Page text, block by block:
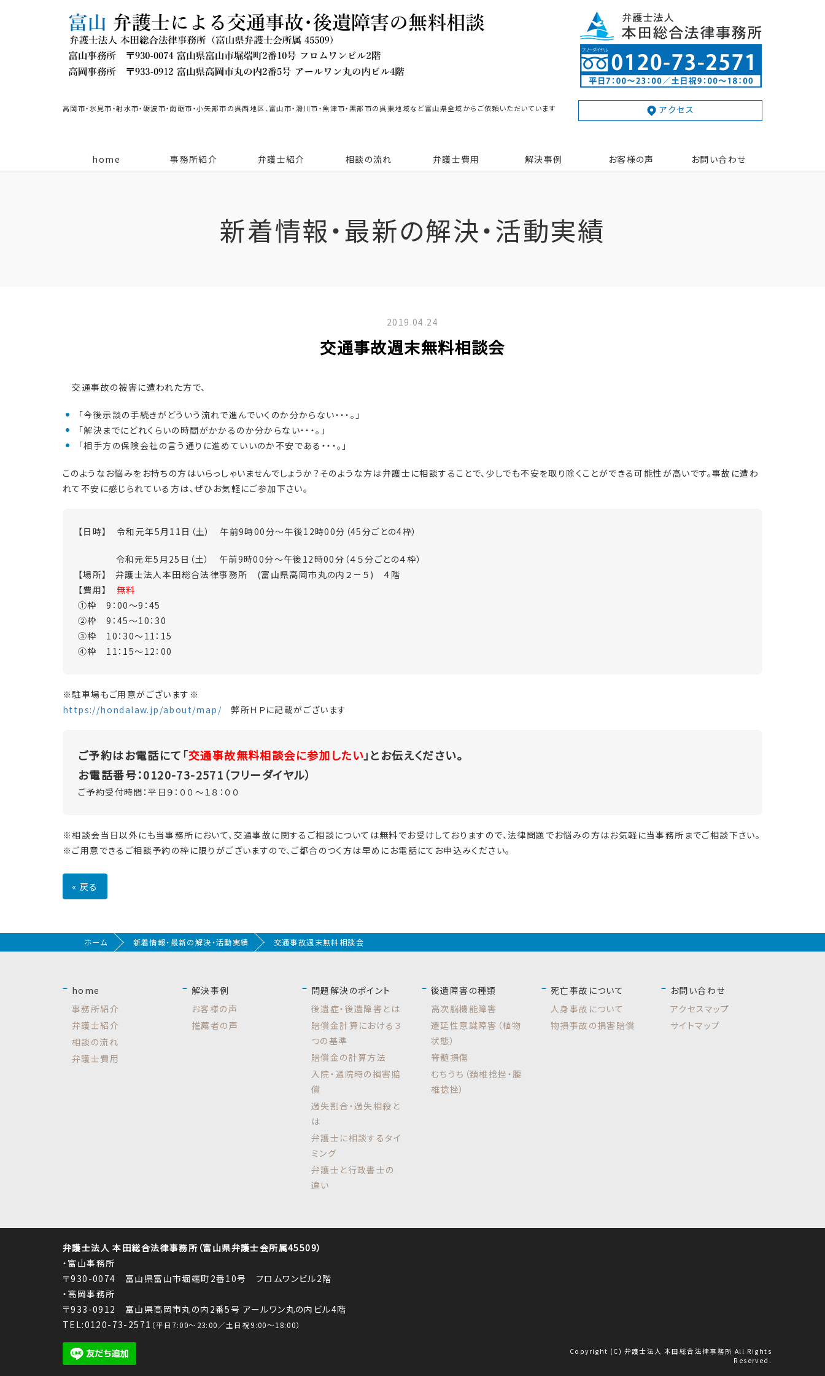
高岡市・氷見市・射水市・砺波市・南砺市・小矢部市の呉西地区、富山市・滑川市・魚津市・黒部市の呉東地域など富山県全域からご依頼いただいています アクセス
home 事務所紹介 弁護士紹介 相談の流れ 弁護士費用 解決事例 お客様の声 お問い合わせ
新着情報・最新の解決・活動実績
2019.04.24
交通事故週末無料相談会
交通事故の被害に遭われた方で、
「今後示談の手続きがどういう流れで進んでいくのか分からない・・・。」
「解決までにどれくらいの時間がかかるのか分からない・・・。」
「相手方の保険会社の言う通りに進めていいのか不安である・・・。」
このようなお悩みをお持ちの方はいらっしゃいませんでしょうか？そのような方は弁護士に相談することで、少しでも不安を取り除くことができる可能性が高いです。事故に遭わ
れて不安に感じられている方は、ぜひお気軽にご参加下さい。
【日時】 令和元年5月11日（土） 午前9時00分～午後12時00分（45分ごとの4枠）
令和元年5月25日（土） 午前9時00分～午後12時00分（４５分ごとの４枠）
【場所】 弁護士法人本田総合法律事務所 (富山県高岡市丸の内２－５) ４階
【費用】 無料
①枠 9：00～9：45
②枠 9：45～10：30
③枠 10：30～11：15
④枠 11：15～12：00
※駐車場もご用意がございます※
https://hondalaw.jp/about/map/ 弊所ＨＰに記載がございます
ご予約はお電話にて「交通事故無料相談会に参加したい」とお伝えください。
お電話番号：0120-73-2571（フリーダイヤル）
ご予約受付時間：平日９：００～１８：００
※相談会当日以外にも当事務所において、交通事故に関するご相談については無料でお受けしておりますので、法律問題でお悩みの方はお気軽に当事務所までご相談下さい。
※ご用意できるご相談予約の枠に限りがございますので、ご都合のつく方は早めにお電話にてお申込みください。
« 戻る
ホーム 新着情報・最新の解決・活動実績 交通事故週末無料相談会
home
事務所紹介
弁護士紹介
相談の流れ
弁護士費用
解決事例
お客様の声
推薦者の声
問題解決のポイント
後遺症・後遺障害とは
賠償金計算における３
つの基準
賠償金の計算方法
入院・通院時の損害賠
償
過失割合・過失相殺と
は
弁護士に相談するタイ
ミング
弁護士と行政書士の
違い
後遺障害の種類
高次脳機能障害
遷延性意識障害（植物
状態）
脊髄損傷
むちうち（頚椎捻挫・腰
椎捻挫）
死亡事故について
人身事故について
物損事故の損害賠償
お問い合わせ
アクセスマップ
サイトマップ
弁護士法人 本田総合法律事務所（富山県弁護士会所属45509）
・富山事務所
〒930-0074 富山県富山市堀端町2番10号 フロムワンビル2階
・高岡事務所
〒933-0912 富山県高岡市丸の内2番5号 アールワン丸の内ビル4階
TEL:0120-73-2571 （平日7:00～23:00／土日祝9:00～18:00）
Copyright (C) 弁護士法人 本田総合法律事務所 All Rights
Reserved.